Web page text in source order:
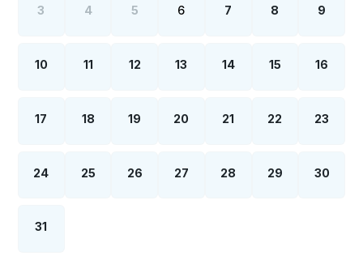
3 4 5 6 7 8 9
10 11 12 13 14 15 16
17 18 19 20 21 22 23
24 25 26 27 28 29 30
31